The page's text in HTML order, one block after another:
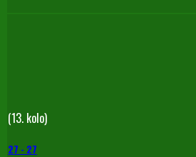
(13. kolo)
27 - 27